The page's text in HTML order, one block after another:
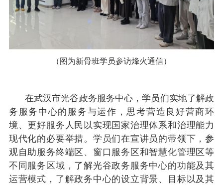
（图为新骨班学员参访烽火通信）
在武汉市光谷政务服务中心，学员们实地了解政
务服务中心的服务与运作，思考营造良好营商环
境、更好服务人民以实现国家治理体系和治理能力
现代化的必要举措。学员们在宣讲员的带领下，参
观自助服务终端区、窗口服务区和智慧化管理区等
不同服务区域，了解光谷政务服务中心的功能及其
运营模式，了解政务中心的设立背景、目标以及其